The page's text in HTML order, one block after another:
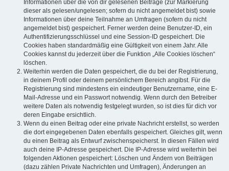
Informationen über die von dir gelesenen Beiträge (zur Markierung
dieser als gelesen/ungelesen; sofern du nicht angemeldet bist) sowie
Informationen über deine Teilnahme an Umfragen (sofern du nicht
angemeldet bist) gespeichert. Ferner werden deine Benutzer-ID, ein
Authentifizierungsschlüssel und eine Session-ID gespeichert. Die
Cookies haben standardmäßig eine Gültigkeit von einem Jahr. Alle
Cookies kannst du jederzeit über die Funktion „Alle Cookies löschen“
löschen.
Weiterhin werden die Daten gespeichert, die du bei der Registrierung,
in deinem Profil oder deinem persönlichem Bereich angibst. Für die
Registrierung sind mindestens ein eindeutiger Benutzername, eine E-
Mail-Adresse und ein Passwort notwendig. Wenn durch den Betreiber
weitere Daten als notwendig festgelegt wurden, so ist dies für dich vor
deren Eingabe ersichtlich.
Wenn du einen Beitrag oder eine private Nachricht erstellst, so werden
die dort eingegebenen Daten ebenfalls gespeichert. Gleiches gilt, wenn
du einen Beitrag als Entwurf zwischenspeicherst. In diesen Fällen wird
auch deine IP-Adresse gespeichert. Die IP-Adresse wird weiterhin bei
folgenden Aktionen gespeichert: Löschen und Ändern von Beiträgen
(dazu zählen Private Nachrichten und Umfragen), Änderungen an